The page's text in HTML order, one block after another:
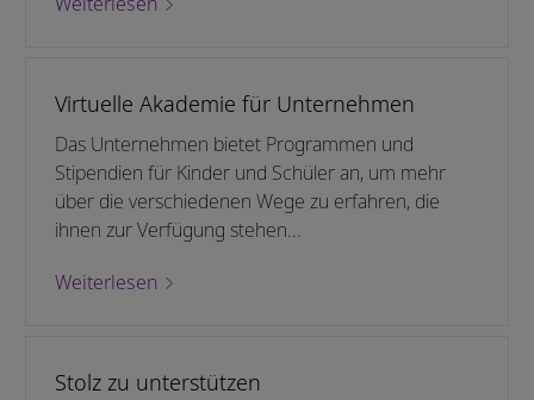
Virtuelle Akademie für Unternehmen
Das Unternehmen bietet Programmen und
Stipendien für Kinder und Schüler an, um mehr
über die verschiedenen Wege zu erfahren, die
ihnen zur Verfügung stehen...
Weiterlesen
Stolz zu unterstützen